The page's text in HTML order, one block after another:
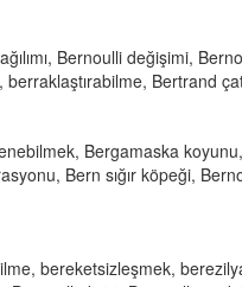
Bernoulli değişimi,
Bertrand
Bergamaska
Bern sığır köpeği,
bereketsizleşmek,